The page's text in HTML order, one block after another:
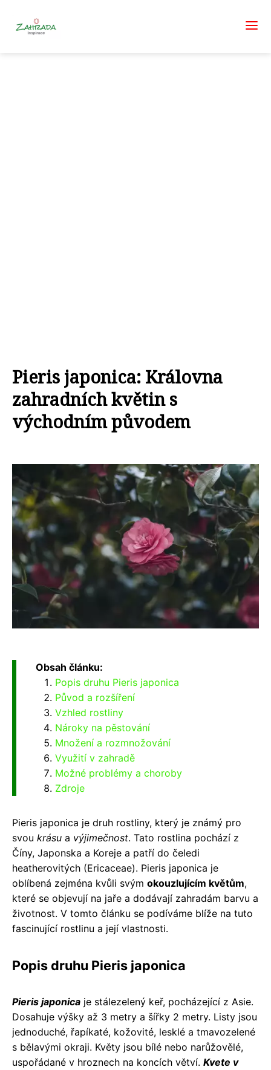
Pieris japonica: Královna
zahradních květin s
východním původem
Obsah článku:
Popis druhu Pieris japonica
Původ a rozšíření
Vzhled rostliny
Nároky na pěstování
Množení a rozmnožování
Využití v zahradě
Možné problémy a choroby
Zdroje
Pieris japonica je druh rostliny, který je známý pro
svou krásu a výjimečnost. Tato rostlina pochází z
Číny, Japonska a Koreje a patří do čeledi
heatherovitých (Ericaceae). Pieris japonica je
oblíbená zejména kvůli svým okouzlujícím květům,
které se objevují na jaře a dodávají zahradám barvu a
životnost. V tomto článku se podíváme blíže na tuto
fascinující rostlinu a její vlastnosti.
Popis druhu Pieris japonica
Pieris japonica je stálezelený keř, pocházející z Asie.
Dosahuje výšky až 3 metry a šířky 2 metry. Listy jsou
jednoduché, řapíkaté, kožovité, lesklé a tmavozelené
s bělavými okraji. Květy jsou bílé nebo narůžovělé,
uspořádané v hroznech na koncích větví. Kvete v